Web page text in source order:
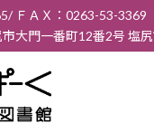
ＦＡＸ：0263-53-3369
大門一番町12番2号 塩